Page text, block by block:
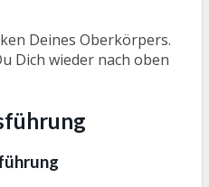
Deines Oberkörpers.
Dich wieder nach oben